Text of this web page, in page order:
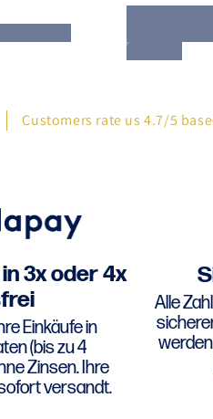
Customers rate us 4.7/5
3x oder 4x
Einkäufe in
(bis zu 4
Zinsen. Ihre
versandt.
Alle